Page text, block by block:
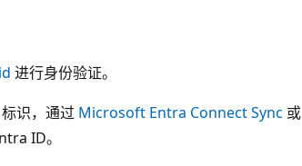
进行身份验证。
识，通过 Microsoft Entra Connect Sync 或
ID。